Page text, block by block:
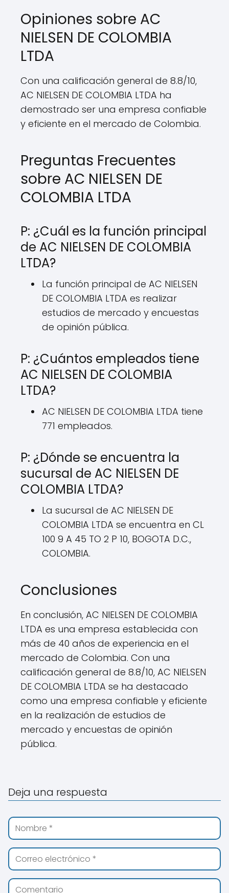
Opiniones sobre AC
NIELSEN DE COLOMBIA
LTDA
Con una calificación general de 8.8/10,
AC NIELSEN DE COLOMBIA LTDA ha
demostrado ser una empresa confiable
y eficiente en el mercado de Colombia.
Preguntas Frecuentes
sobre AC NIELSEN DE
COLOMBIA LTDA
P: ¿Cuál es la función principal
de AC NIELSEN DE COLOMBIA
LTDA?
La función principal de AC NIELSEN
DE COLOMBIA LTDA es realizar
estudios de mercado y encuestas
de opinión pública.
P: ¿Cuántos empleados tiene
AC NIELSEN DE COLOMBIA
LTDA?
AC NIELSEN DE COLOMBIA LTDA tiene
771 empleados.
P: ¿Dónde se encuentra la
sucursal de AC NIELSEN DE
COLOMBIA LTDA?
La sucursal de AC NIELSEN DE
COLOMBIA LTDA se encuentra en CL
100 9 A 45 TO 2 P 10, BOGOTA D.C.,
COLOMBIA.
Conclusiones
En conclusión, AC NIELSEN DE COLOMBIA
LTDA es una empresa establecida con
más de 40 años de experiencia en el
mercado de Colombia. Con una
calificación general de 8.8/10, AC NIELSEN
DE COLOMBIA LTDA se ha destacado
como una empresa confiable y eficiente
en la realización de estudios de
mercado y encuestas de opinión
pública.
Deja una respuesta